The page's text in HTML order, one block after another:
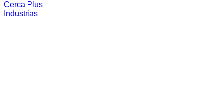
Cerca Plus
Industrias